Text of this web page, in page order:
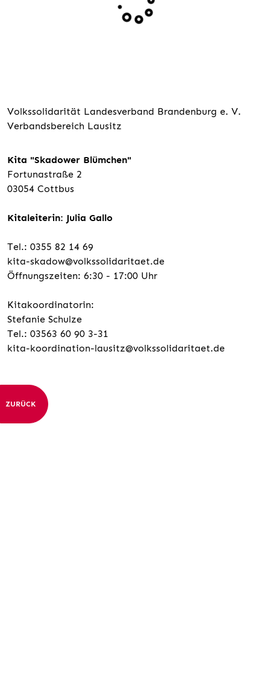
Volkssolidarität Landesverband Brandenburg e. V.
Verbandsbereich Lausitz
Kita "Skadower Blümchen"
Fortunastraße 2
03054 Cottbus
Kitaleiterin: Julia Gallo
Tel.: 0355 82 14 69
kita-skadow@volkssolidaritaet.de
Öffnungszeiten: 6:30 - 17:00 Uhr
Kitakoordinatorin:
Stefanie Schulze
Tel.: 03563 60 90 3-31
kita-koordination-lausitz@volkssolidaritaet.de
ZURÜCK